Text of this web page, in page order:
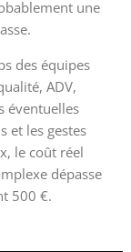
une
des équipes
ADV,
éventuelles
et les gestes
le coût réel
dépasse
500 €.